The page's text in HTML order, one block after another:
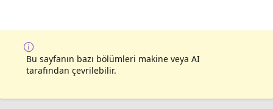
Bu sayfanın bazı bölümleri makine veya AI
tarafından çevrilebilir.